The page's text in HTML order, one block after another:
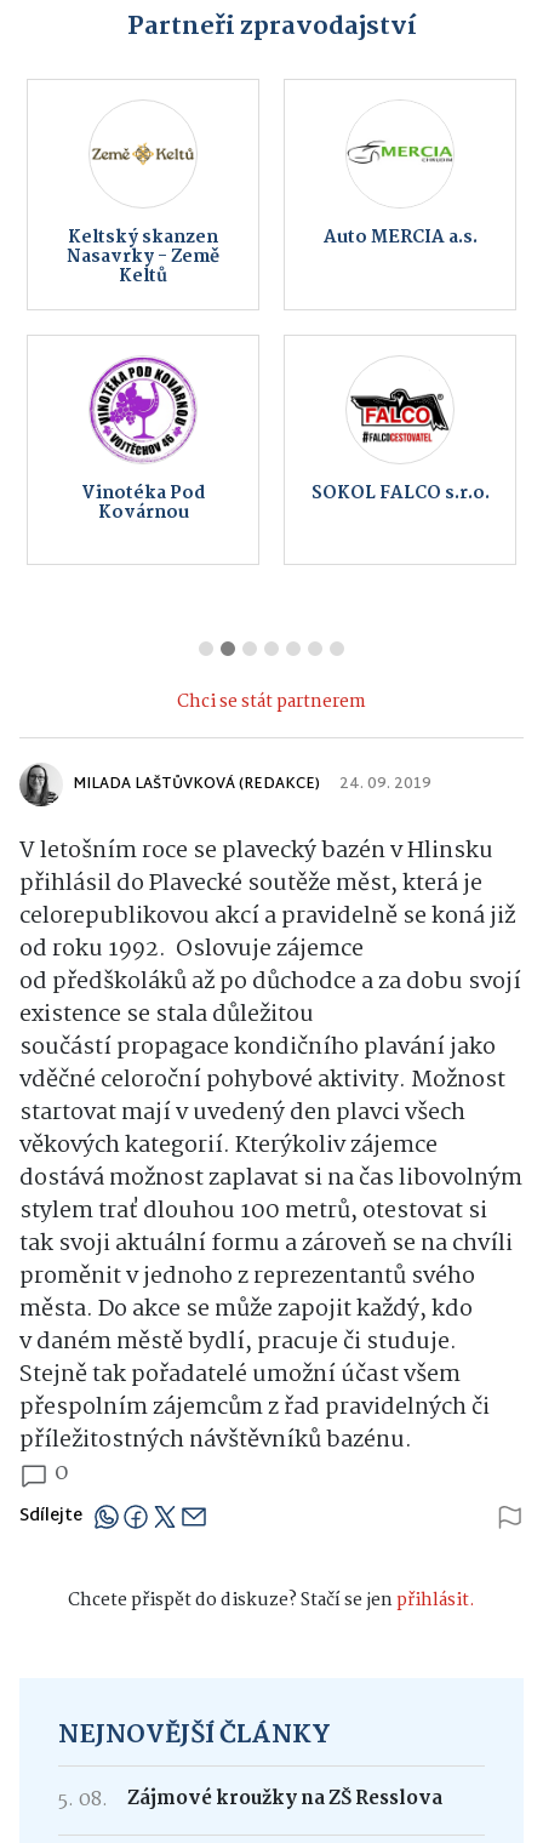
Partneři zpravodajství
Keltský skanzen
Nasavrky - Země
Keltů
Auto MERCIA a.s.
Vinotéka Pod
Kovárnou
SOKOL FALCO s.r.o.
Chci se stát partnerem
MILADA LAŠTŮVKOVÁ (REDAKCE) 24. 09. 2019
V letošním roce se plavecký bazén v Hlinsku
přihlásil do Plavecké soutěže měst, která je
celorepublikovou akcí a pravidelně se koná již
od roku 1992. Oslovuje zájemce
od předškoláků až po důchodce a za dobu svojí
existence se stala důležitou
součástí propagace kondičního plavání jako
vděčné celoroční pohybové aktivity. Možnost
startovat mají v uvedený den plavci všech
věkových kategorií. Kterýkoliv zájemce
dostává možnost zaplavat si na čas libovolným
stylem trať dlouhou 100 metrů, otestovat si
tak svoji aktuální formu a zároveň se na chvíli
proměnit v jednoho z reprezentantů svého
města. Do akce se může zapojit každý, kdo
v daném městě bydlí, pracuje či studuje.
Stejně tak pořadatelé umožní účast všem
přespolním zájemcům z řad pravidelných či
příležitostných návštěvníků bazénu.
0
Sdílejte
Chcete přispět do diskuze? Stačí se jenpřihlásit.
NEJNOVĚJŠÍ ČLÁNKY
5. 08. Zájmové kroužky na ZŠ Resslova